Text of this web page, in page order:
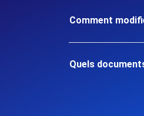
Comment
Quels